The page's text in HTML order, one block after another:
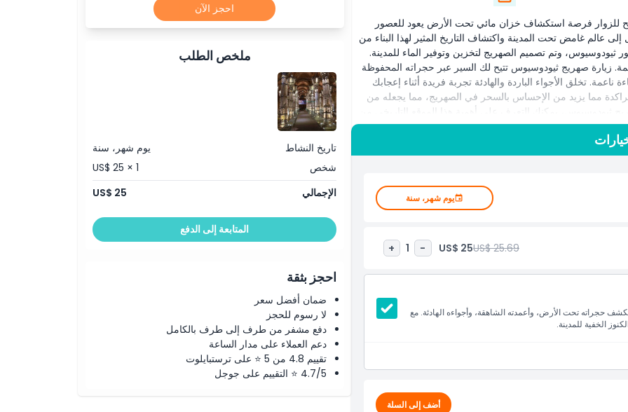
للزوار فرصة استكشاف خزان مائي تحت الأرض يعود للعصور
عالم غامض تحت المدينة واكتشاف التاريخ المثير لهذا البناء من
ثيودوسيوس، وتم تصميم الصهريج لتخزين وتوفير الماء للمدينة.
زيارة صهريج ثيودوسيوس تتيح لك السير عبر حجراته المحفوظة
تخلق الأجواء الباردة والهادئة تجربة فريدة أثناء إعجابك
الراكدة مما يزيد من الإحساس بالسحر في الصهريج، مما يجعله من
ثيودوسيوس، يمكنك التعرف على أهمية هذا الموقع التاريخي من
الغني، إلى جانب تصميمه المثير للإعجاب، مما يجعله وجهة
معالم المدينة القديمة أو تبحث عن تجربة فريدة، تقدم هذه
صهريج ثيودوسيوس هي رحلة لا تُنسى إلى الماضي، تتيح لك
يوم شهر، سنة
US$ 25.69
US$ 25
-
1
+
تحت الأرض، وأعمدته الشاهقة، وأجواءه الهادئة. مع
الخفية للمدينة.
أضف إلى السلة
احجز الآن
ملخص الطلب
تاريخ النشاط
يوم شهر، سنة
شخص
US$ 25 × 1
الإجمالي
US$ 25
المتابعة إلى الدفع
احجز بثقة
ضمان أفضل سعر
لا رسوم للحجز
دفع مشفر من طرف إلى طرف بالكامل
دعم العملاء على مدار الساعة
تقييم 4.8 من 5 ⭐ على ترستبايلوت
4.7/5 ⭐ التقييم على جوجل